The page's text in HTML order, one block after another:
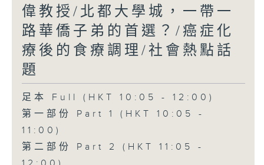
偉教授/北都大學城，一帶一
路華僑子弟的首選？/癌症化
療後的食療調理/社會熱點話
題
足本 Full (HKT 10:05 - 12:00)
第一部份 Part 1 (HKT 10:05 -
11:00)
第二部份 Part 2 (HKT 11:05 -